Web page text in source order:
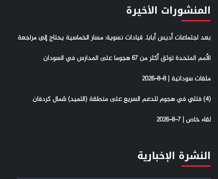
المنشورات الأخيرة
بعد اجتماعات أديس أبابا.. قيادات نسوية: مسار الخماسية يحتاج إلى مراجعة
الأمم المتحدة توثق أكثر من 67 هجوما على المدارس في السودان
ملفات سودانية | 8-8-2026
(4) فتلي في هجوم للدعم السريع على منطقة (التميد) شمال كردفان
لقاء خاص | 7-8-2026
النشرة الإخبارية